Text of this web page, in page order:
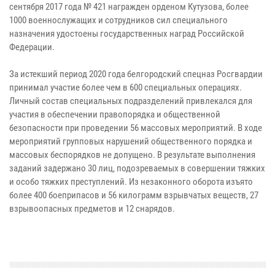
сентября 2017 года № 421 награжден орденом Кутузова, более
1000 военнослужащих и сотрудников сил специального
назначения удостоены государственных наград Российской
Федерации.
За истекший период 2020 года белгородский спецназ Росгвардии
принимал участие более чем в 600 специальных операциях.
Личный состав специальных подразделений привлекался для
участия в обеспечении правопорядка и общественной
безопасности при проведении 56 массовых мероприятий. В ходе
мероприятий групповых нарушений общественного порядка и
массовых беспорядков не допущено. В результате выполнения
заданий задержано 30 лиц, подозреваемых в совершении тяжких
и особо тяжких преступлений. Из незаконного оборота изъято
более 400 боеприпасов и 56 килограмм взрывчатых веществ, 27
взрывоопасных предметов и 12 снарядов.